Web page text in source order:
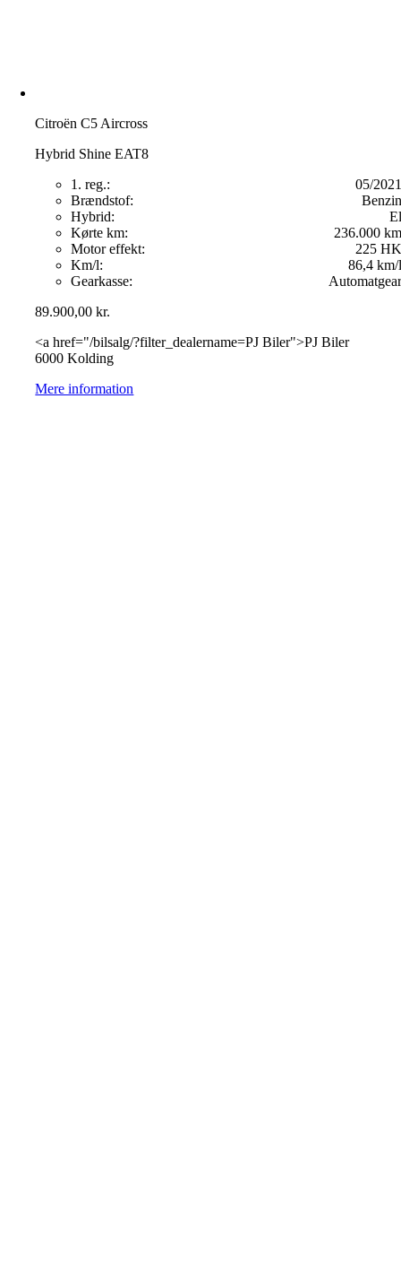
Citroën C5 Aircross
Hybrid Shine EAT8
1. reg.:
05/2021
Brændstof:
Benzin
Hybrid:
El
Kørte km:
236.000 km
Motor effekt:
225 HK
Km/l:
86,4 km/l
Gearkasse:
Automatgear
89.900,00kr.
<a href="/bilsalg/?filter_dealername=PJ Biler">PJ Biler
6000 Kolding
Mere information